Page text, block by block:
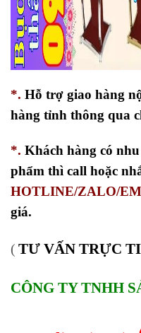
*. Hỗ trợ giao hàng
hàng tỉnh thông qua
*. Khách hàng có
phẩm thì call hoặc
HOTLINE/ZALO/
giá.
( TƯ VẤN TRỰC
CÔNG TY TNHH